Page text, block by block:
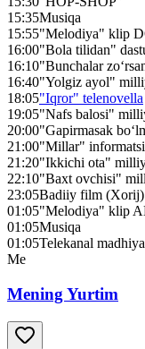
15:35Musiqa
15:55"Melodiya" klip
16:00"Bola tilidan"
16:10"Bunchalar
16:40"Yolgiz ayol"
18:05"Iqror" telenovella
19:05"Nafs balosi"
20:00"Gapirmasak
21:00"Millar"
21:20"Ikkichi ota"
22:10"Baxt ovchisi"
23:05Badiiy film (Xorij)
01:05"Melodiya" klip
01:05Musiqa
01:05Telekanal
Me
Mening Yurtim